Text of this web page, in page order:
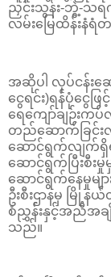
ညှင်းသွန်း-ဘွဲ့-သရ
လမ်းမြေထိန်းနံ
အဆိုပါ လုပ်ငန်းဆ
ငွေရင်း)ရန်ပုံငွေ
ရေကျော်ချဉ်းကပ်
တည်ဆောက်ခြင်း
ဆောင်ရွက်လျက်
ဆောင်ရွက်ပြီးစီးမှု
ဆောင်ရွက်နေမှုမျ
ဦးစီးဌာနမှ မြို့န
စံညွှန်းနှင့်အညီအချိ
သည်။